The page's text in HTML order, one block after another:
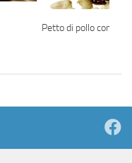
Petto di pollo con